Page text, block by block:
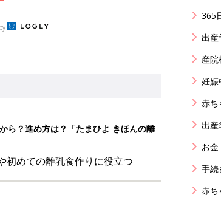
ら？進め方は？「たまひよ きほんの離
初めての離乳食作りに役立つ
365
出産
産院
妊娠
赤ち
出産
お金
手続
赤ち